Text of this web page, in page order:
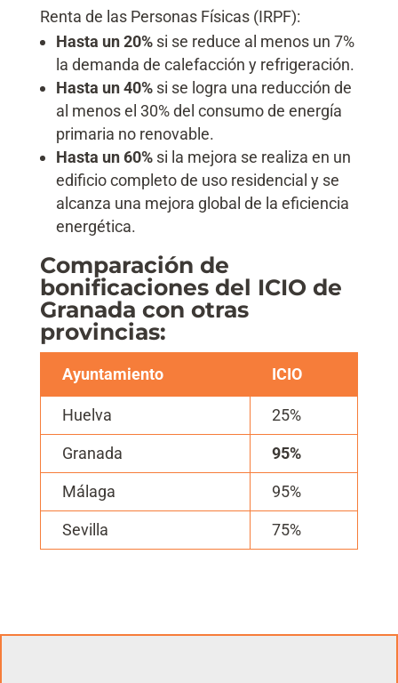
Renta de las Personas Físicas (IRPF):
Hasta un 20%si se reduce al menos un 7%
la demanda de calefacción y refrigeración.
Hasta un 40%si se logra una reducción de
al menos el 30% del consumo de energía
primaria no renovable.
Hasta un 60%si la mejora se realiza en un
edificio completo de uso residencial y se
alcanza una mejora global de la eficiencia
energética.
Comparación de
bonificaciones del ICIO de
Granada con otras
provincias:
Ayuntamiento ICIO
Huelva 25%
Granada 95%
Málaga 95%
Sevilla 75%